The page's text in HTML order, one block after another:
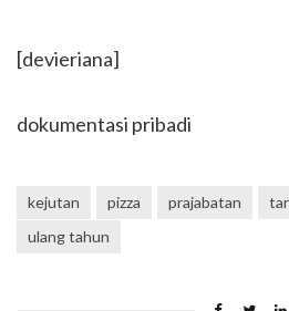
[devieriana]
dokumentasi pribadi
kejutan pizza prajabatan
ulang tahun